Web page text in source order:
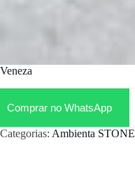
Veneza
Comprar no WhatsApp
Categorias: Ambienta STONE